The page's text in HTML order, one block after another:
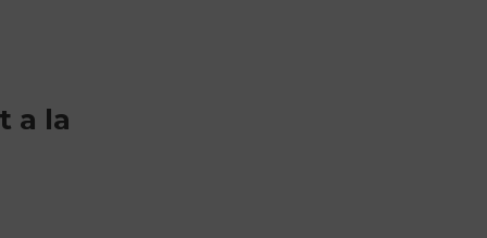
a la